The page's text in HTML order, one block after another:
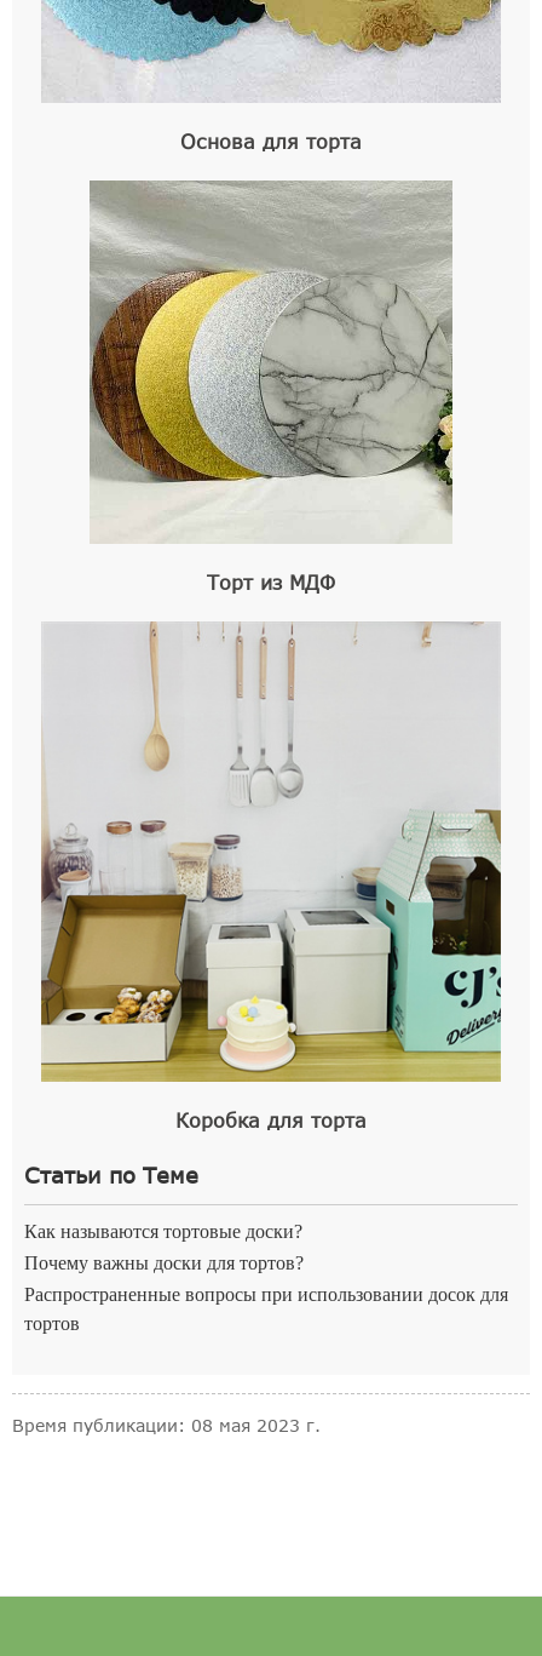
Основа для торта
Торт из МДФ
Коробка для торта
Статьи по Теме
Как называются тортовые доски?
Почему важны доски для тортов?
Распространенные вопросы при использовании досок для
тортов
Время публикации: 08 мая 2023 г.